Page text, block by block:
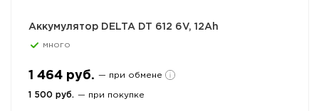
Аккумулятор DELTA DT 612 6V, 12Ah
много
1 464 руб. — при обмене
1 500 руб. — при покупке